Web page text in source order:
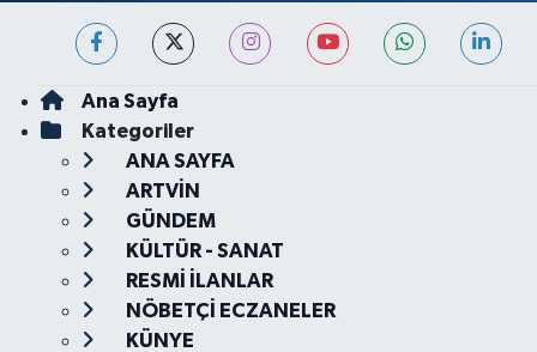
Ana Sayfa
Kategoriler
ANA SAYFA
ARTVİN
GÜNDEM
KÜLTÜR - SANAT
RESMİ İLANLAR
NÖBETÇİ ECZANELER
KÜNYE